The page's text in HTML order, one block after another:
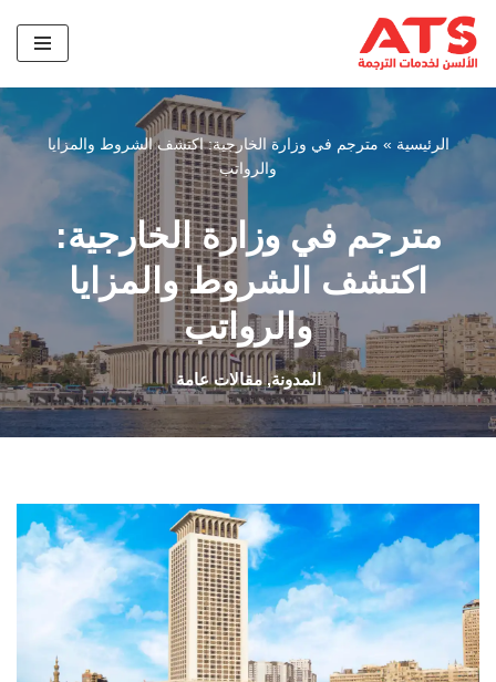
تخطى
إلى
الرئيسية » مترجم في وزارة الخارجية: اكتشف الشروط والمزايا
والرواتب
مترجم في وزارة الخارجية:
اكتشف الشروط والمزايا
والرواتب
المدونة,مقالات عامة